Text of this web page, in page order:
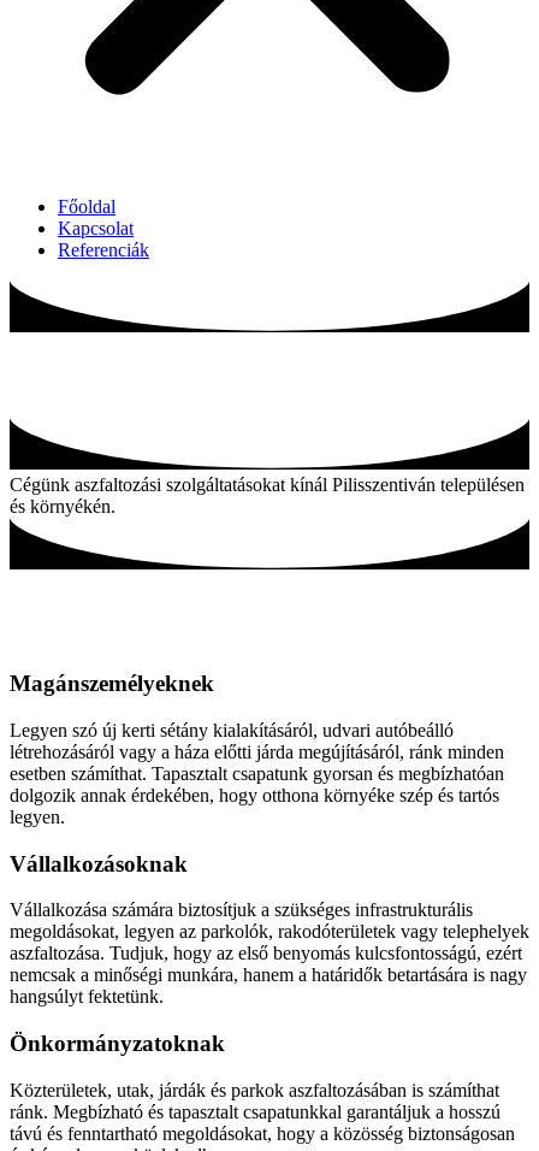
Főoldal
Kapcsolat
Referenciák
Cégünk aszfaltozási szolgáltatásokat kínál Pilisszentiván településen
és környékén.
Magánszemélyeknek
Legyen szó új kerti sétány kialakításáról, udvari autóbeálló
létrehozásáról vagy a háza előtti járda megújításáról, ránk minden
esetben számíthat. Tapasztalt csapatunk gyorsan és megbízhatóan
dolgozik annak érdekében, hogy otthona környéke szép és tartós
legyen.
Vállalkozásoknak
Vállalkozása számára biztosítjuk a szükséges infrastrukturális
megoldásokat, legyen az parkolók, rakodóterületek vagy telephelyek
aszfaltozása. Tudjuk, hogy az első benyomás kulcsfontosságú, ezért
nemcsak a minőségi munkára, hanem a határidők betartására is nagy
hangsúlyt fektetünk.
Önkormányzatoknak
Közterületek, utak, járdák és parkok aszfaltozásában is számíthat
ránk. Megbízható és tapasztalt csapatunkkal garantáljuk a hosszú
távú és fenntartható megoldásokat, hogy a közösség biztonságosan